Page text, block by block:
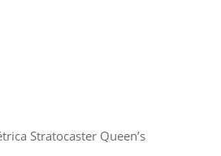
Stratocaster Queen’s